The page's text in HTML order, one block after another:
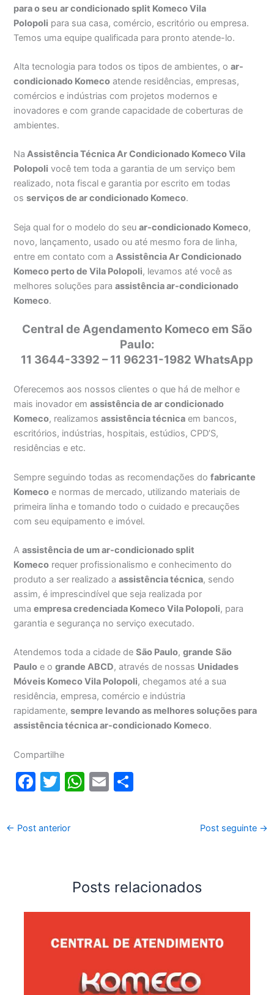
para o seu ar condicionado split Komeco Vila
Polopoli para sua casa, comércio, escritório ou empresa.
Temos uma equipe qualificada para pronto atende-lo.
Alta tecnologia para todos os tipos de ambientes, oar-
condicionado Komeco atende residências, empresas,
comércios e indústrias com projetos modernos e
inovadores e com grande capacidade de coberturas de
ambientes.
Na Assistência Técnica Ar Condicionado Komeco Vila
Polopoli você tem toda a garantia de um serviço bem
realizado, nota fiscal e garantia por escrito em todas
osserviços de ar condicionado Komeco.
Seja qual for o modelo do seuar-condicionado Komeco,
novo, lançamento, usado ou até mesmo fora de linha,
entre em contato com a Assistência Ar Condicionado
Komeco perto de Vila Polopoli, levamos até você as
melhores soluções paraassistência ar-condicionado
Komeco.
Central de Agendamento Komeco em São
Paulo:
11 3644-3392 – 11 96231-1982 WhatsApp
Oferecemos aos nossos clientes o que há de melhor e
mais inovador emassistência de ar condicionado
Komeco, realizamosassistência técnica em bancos,
escritórios, indústrias, hospitais, estúdios, CPD’S,
residências e etc.
Sempre seguindo todas as recomendações dofabricante
Komeco e normas de mercado, utilizando materiais de
primeira linha e tomando todo o cuidado e precauções
com seu equipamento e imóvel.
Aassistência de um ar-condicionado split
Komeco requer profissionalismo e conhecimento do
produto a ser realizado aassistência técnica, sendo
assim, é imprescindível que seja realizada por
umaempresa credenciada Komeco Vila Polopoli, para
garantia e segurança no serviço executado.
Atendemos toda a cidade deSão Paulo,grande São
Paulo e ogrande ABCD, através de nossas Unidades
Móveis Komeco Vila Polopoli, chegamos até a sua
residência, empresa, comércio e indústria
rapidamente,sempre levando as melhores soluções para
assistência técnica ar-condicionado Komeco.
Compartilhe
F
c
e
k
T
itt
er
W
p
p
E
← Post anterior Post seguinte →
Posts relacionados